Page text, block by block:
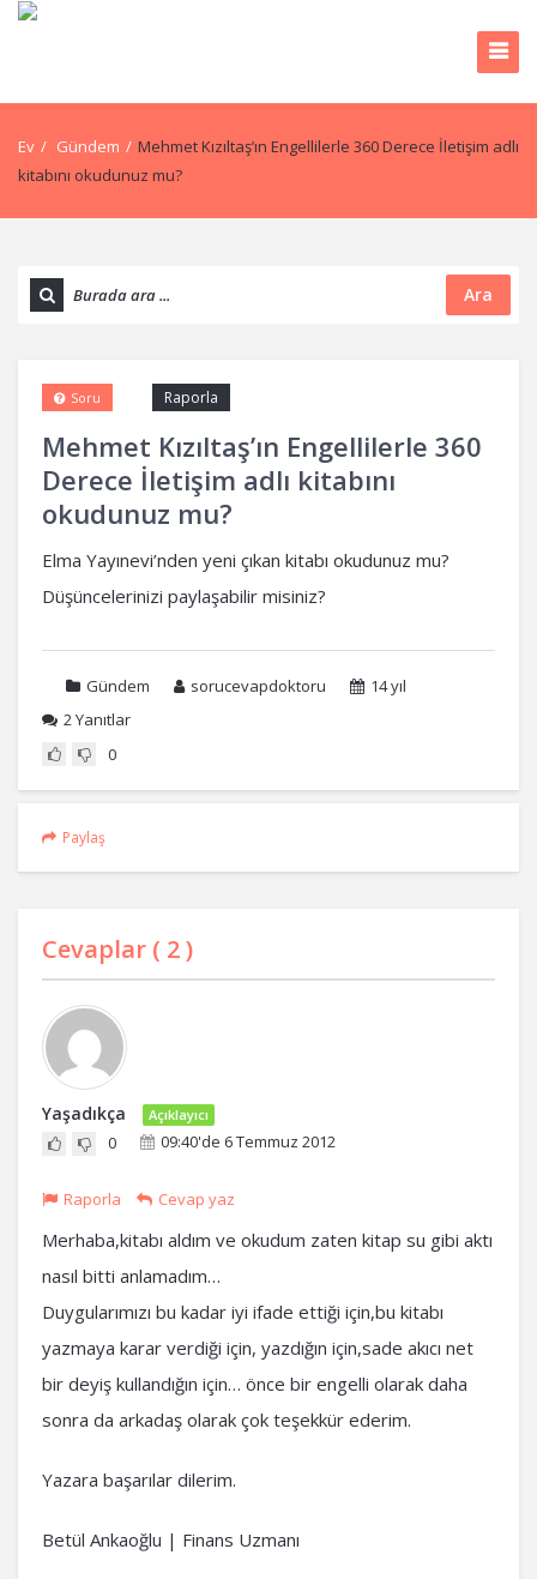
Ev / Gündem / Mehmet Kızıltaş’ın Engellilerle 360 Derece İletişim adlı
kitabını okudunuz mu?
Ara
Mehmet Kızıltaş’ın Engellilerle 360
Derece İletişim adlı kitabını
okudunuz mu?
Raporla
Soru
Elma Yayınevi’nden yeni çıkan kitabı okudunuz mu?
Düşüncelerinizi paylaşabilir misiniz?
Gündem sorucevapdoktoru
14 yıl
2Yanıtlar
0
Paylaş
Cevaplar ( 2)
Yaşadıkça Açıklayıcı
0 09:40'de 6 Temmuz 2012
Raporla Cevap yaz
Merhaba,kitabı aldım ve okudum zaten kitap su gibi aktı
nasıl bitti anlamadım…
Duygularımızı bu kadar iyi ifade ettiği için,bu kitabı
yazmaya karar verdiği için, yazdığın için,sade akıcı net
bir deyiş kullandığın için… önce bir engelli olarak daha
sonra da arkadaş olarak çok teşekkür ederim.
Yazara başarılar dilerim.
Betül Ankaoğlu | Finans Uzmanı